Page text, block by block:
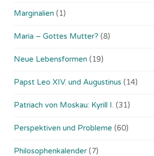
Marginalien (1)
Maria – Gottes Mutter? (8)
Neue Lebensformen (19)
Papst Leo XIV. und Augustinus (14)
Patriach von Moskau: Kyrill I. (31)
Perspektiven und Probleme (60)
Philosophenkalender (7)